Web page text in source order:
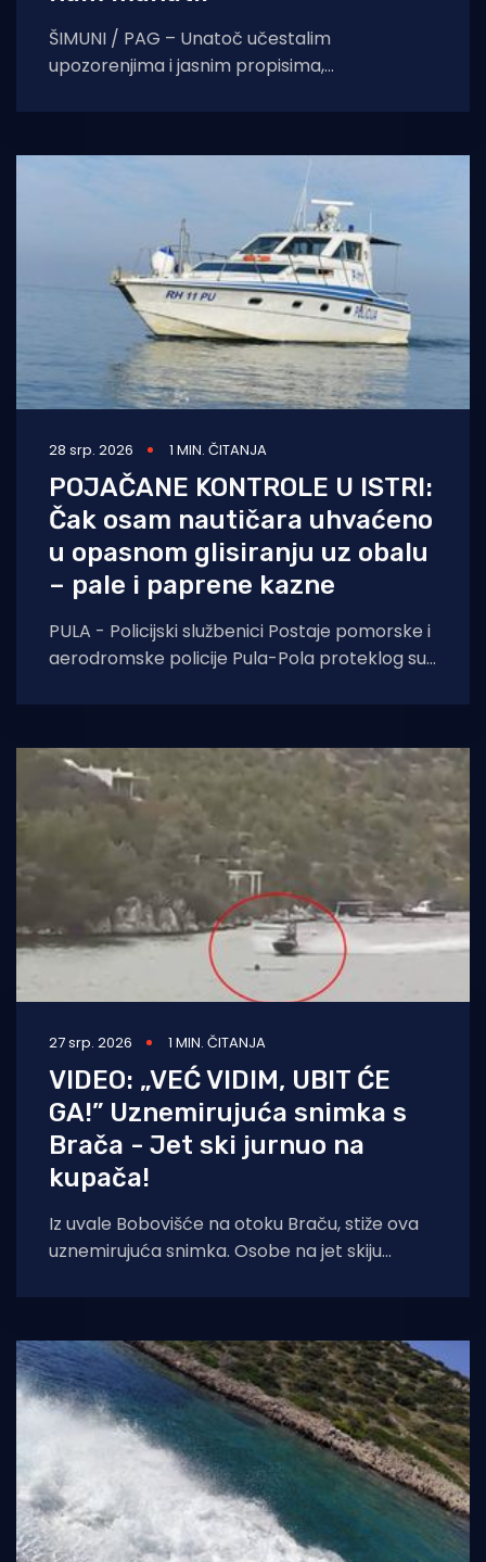
ŠIMUNI / PAG – Unatoč učestalim
upozorenjima i jasnim propisima,
na Jadranu i dalje izravno ugrožava živote
28 srp. 2026 1 MIN. ČITANJA
POJAČANE KONTROLE U ISTRI:
Čak osam nautičara uhvaćeno
u opasnom glisiranju uz obalu
– pale i paprene kazne
PULA - Policijski službenici Postaje pomorske i
aerodromske policije Pula-Pola proteklog su
akvatorija. Rezultat? Devet
27 srp. 2026 1 MIN. ČITANJA
VIDEO: „VEĆ VIDIM, UBIT ĆE
GA!” Uznemirujuća snimka s
Brača - Jet ski jurnuo na
kupača!
Iz uvale Bobovišće na otoku Braču, stiže ova
uznemirujuća snimka. Osobe na jet skiju